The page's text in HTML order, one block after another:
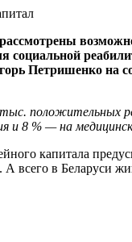
социальной
Петришенко на
положительных
и 8 % — на
капитала
всего в Беларуси